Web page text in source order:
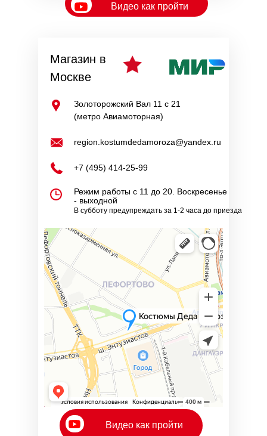
Магазин в
Москве
Золоторожский Вал 11 с 21
(метро Авиамоторная)
region.kostumdedamoroza@yandex.ru
+7 (495) 414-25-99
Режим работы с 11 до 20. Воскресенье
- выходной
В субботу предупреждать за 1-2 часа до приезда
Видео как пройти
Видео как пройти
Видео как пройти